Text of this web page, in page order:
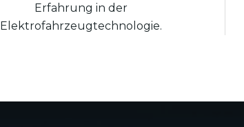
Erfahrung in der
Elektrofahrzeugtechnologie.